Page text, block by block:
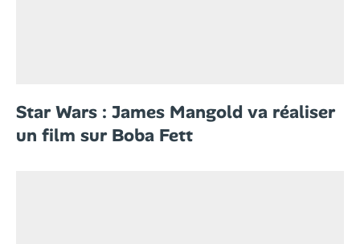
Star Wars : James Mangold va réaliser
un film sur Boba Fett